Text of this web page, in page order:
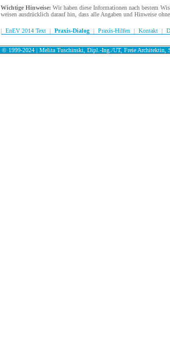
Wichtige Hinweise: Wir haben diese Informationen nach bestem
weisen ausdrücklich darauf hin, dass alle Angaben und Hinweise
| EnEV 2014 Text | Praxis-Dialog | Praxis-Hilfen | Kontakt |
© 1999-2024 | Melita Tuschinski, Dipl.-Ing./UT, Freie Architektin,